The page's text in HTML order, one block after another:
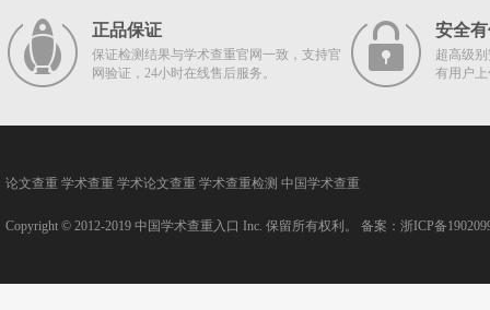
正品保证
保证检测结果与学术查重官网一致，支持官
网验证，24小时在线售后服务。
安全
超高级
有用户
论文查重 学术查重 学术论文查重 学术查重检测 中国学术查重
Copyright © 2012-2019 中国学术查重入口 Inc. 保留所有权利。 备案： 浙ICP备